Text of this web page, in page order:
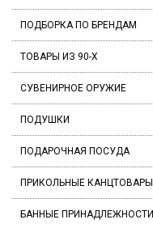
ПОДБОРКА ПО БРЕНДАМ
ТОВАРЫ ИЗ 90-Х
СУВЕНИРНОЕ ОРУЖИЕ
ПОДУШКИ
ПОДАРОЧНАЯ ПОСУДА
ПРИКОЛЬНЫЕ КАНЦТОВАРЫ
БАННЫЕ ПРИНАДЛЕЖНОСТИ